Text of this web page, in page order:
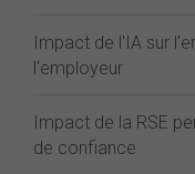
Impact de l'IA sur
l'employeur
Impact de la RSE
de confiance